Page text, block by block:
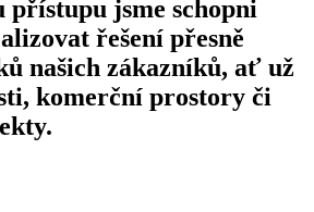
jsme schopni
řešení přesně
našich zákazníků, ať už
komerční prostory či